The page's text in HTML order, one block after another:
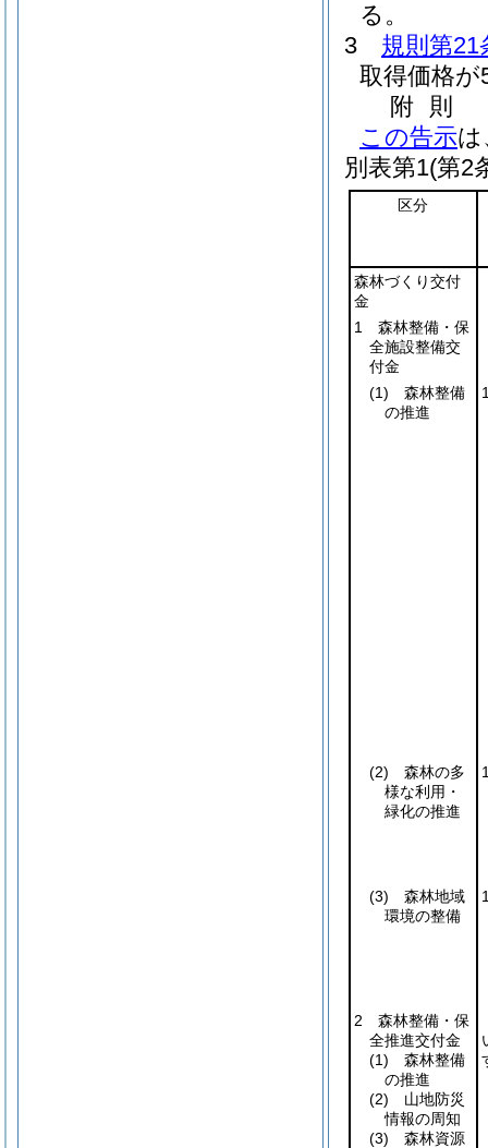
る。
3
規則第21
取得価格が
附 則
この告示は
別表第1(第2
区分
森林づくり交付
金
1 森林整備・保
全施設整備交
付金
(1) 森林整備
の推進
(2) 森林の多
様な利用・
緑化の推進
(3) 森林地域
環境の整備
2 森林整備・保
全推進交付金
(1) 森林整備
の推進
(2) 山地防災
情報の周知
(3) 森林資源